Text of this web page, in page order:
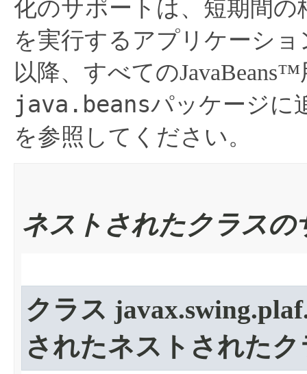
化のサポートは、短期間
を実行するアプリケーシ
以降、すべての
java.beansパッケージに
を参照してください。
ネストされたクラスの
クラス
されたネストされた